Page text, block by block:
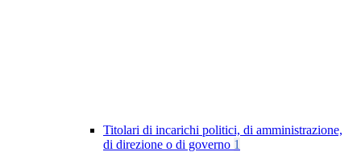
Titolari di incarichi politici, di amministrazione,
di direzione o di governo 1